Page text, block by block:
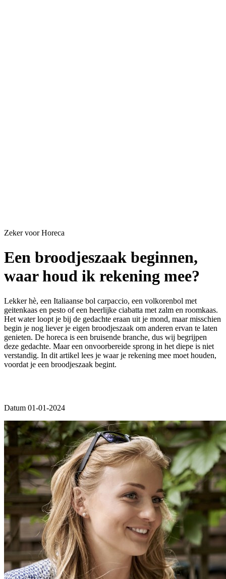
Zeker voor Horeca
Een broodjeszaak beginnen,
waar houd ik rekening mee?
Lekker hè, een Italiaanse bol carpaccio, een volkorenbol met
geitenkaas en pesto of een heerlijke ciabatta met zalm en roomkaas.
Het water loopt je bij de gedachte eraan uit je mond, maar misschien
begin je nog liever je eigen broodjeszaak om anderen ervan te laten
genieten. De horeca is een bruisende branche, dus wij begrijpen
deze gedachte. Maar een onvoorbereide sprong in het diepe is niet
verstandig. In dit artikel lees je waar je rekening mee moet houden,
voordat je een broodjeszaak begint.
Datum 01-01-2024